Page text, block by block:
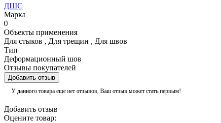
ДШС
Марка
0
Объекты применения
Для стыков , Для трещин , Для швов
Тип
Деформационный шов
Отзывы покупателей
Добавить отзыв
У данного товара еще нет отзывов, Ваш отзыв может стать первым!
Добавить отзыв
Оцените товар: